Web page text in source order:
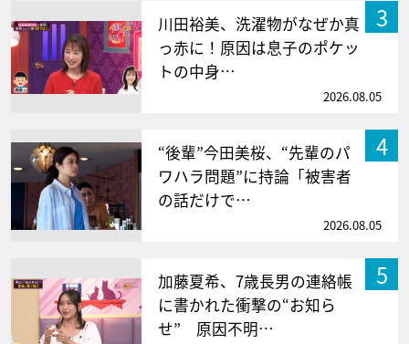
3
川田裕美、洗濯物がなぜか真
っ赤に！原因は息子のポケッ
トの中身…
2026.08.05
4
“後輩”今田美桜、“先輩のパ
ワハラ問題”に持論「被害者
の話だけで…
2026.08.05
5
加藤夏希、7歳長男の連絡帳
に書かれた衝撃の“お知ら
せ” 原因不明…